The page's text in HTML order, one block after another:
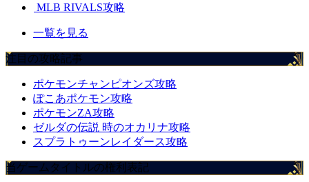
MLB RIVALS攻略
一覧を見る
注目の攻略記事
ポケモンチャンピオンズ攻略
ぽこあポケモン攻略
ポケモンZA攻略
ゼルダの伝説 時のオカリナ攻略
スプラトゥーンレイダース攻略
当ゲームタイトルの権利表記